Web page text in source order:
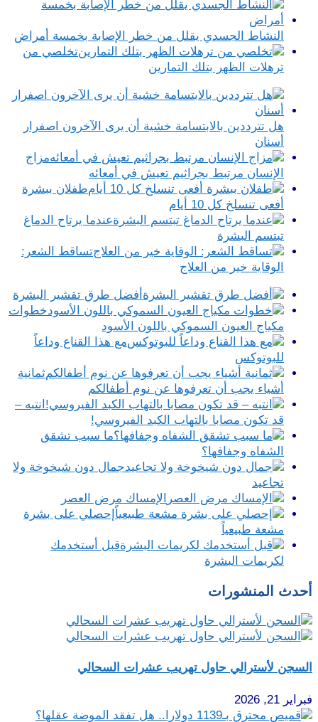
النشاط الجسدي يقلل من خطر الإصابة بخمسة أمراض
تخلصي من
ترهلات الظهر بتلك التمارين
هل تترددين بالابتسامة خشية أن يرى الآخرون اصفرار
أسنان
مزاج
الإنسان مرتبط بجراثيم تعيش في أمعائه
طفلان ببشرة
أفعى تنسلخ كل 10 أيام
عندما يرتاح الدماغ
تبتسم البشرة
تساقط الشعر:
الوقاية خير من العلاج
أفضل طرق تقشير البشرة
خطوات
مكياج العيون السموكي باللون الأسود
مع هذا القناع وداعاً
للبوتوكس
ثمانية
أشياء يجب أن تعرفوها عن نوم أطفالكم
انتبه –
قد تكون مصابا بالتهاب الكبد الفيروسي!
ما سبب تشقق
الشفاه وجفافها؟
جمال دون شيخوخة ولا
تجاعيد
الإمساك مرض العصر
إحصلي على بشرة
مشعة طبيعياً
قبل أستخدمك
لكريمات البشرة
أحدث المنشورات
السجن لأسترالي حاول تهريب عشرات السحالي
فبراير 21, 2026